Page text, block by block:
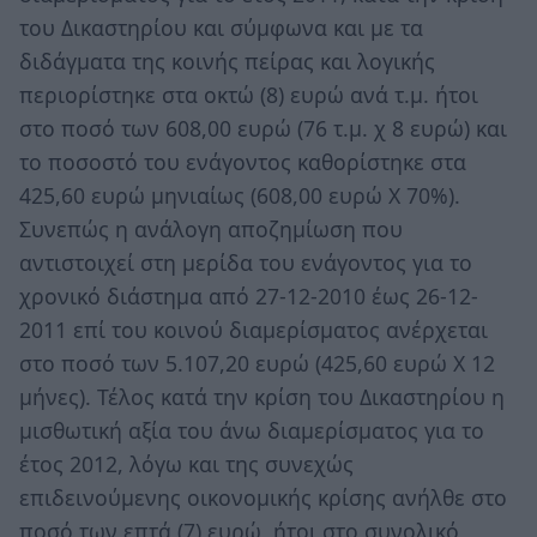
του Δικαστηρίου και σύμφωνα και με τα
διδάγματα της κοινής πείρας και λογικής
περιορίστηκε στα οκτώ (8) ευρώ ανά τ.μ. ήτοι
στο ποσό των 608,00 ευρώ (76 τ.μ. χ 8 ευρώ) και
το ποσοστό του ενάγοντος καθορίστηκε στα
425,60 ευρώ μηνιαίως (608,00 ευρώ Χ 70%).
Συνεπώς η ανάλογη αποζημίωση που
αντιστοιχεί στη μερίδα του ενάγοντος για το
χρονικό διάστημα από 27-12-2010 έως 26-12-
2011 επί του κοινού διαμερίσματος ανέρχεται
στο ποσό των 5.107,20 ευρώ (425,60 ευρώ Χ 12
μήνες). Τέλος κατά την κρίση του Δικαστηρίου η
μισθωτική αξία του άνω διαμερίσματος για το
έτος 2012, λόγω και της συνεχώς
επιδεινούμενης οικονομικής κρίσης ανήλθε στο
ποσό των επτά (7) ευρώ, ήτοι στο συνολικό